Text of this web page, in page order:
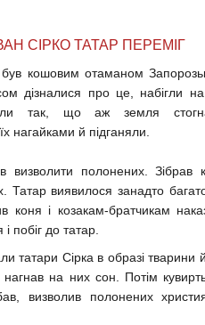
СІРКО ТАТАР ПЕРЕМІГ
кошовим отаманом
дізналися про це, набігли
так, що аж земля
нагайками й підганяли.
визволити полонених. Зібрав
Татар виявилося занадто
коня і козакам-братчикам
побіг до татар.
татари Сірка в образі
нагнав на них сон. Потім
визволив полонених